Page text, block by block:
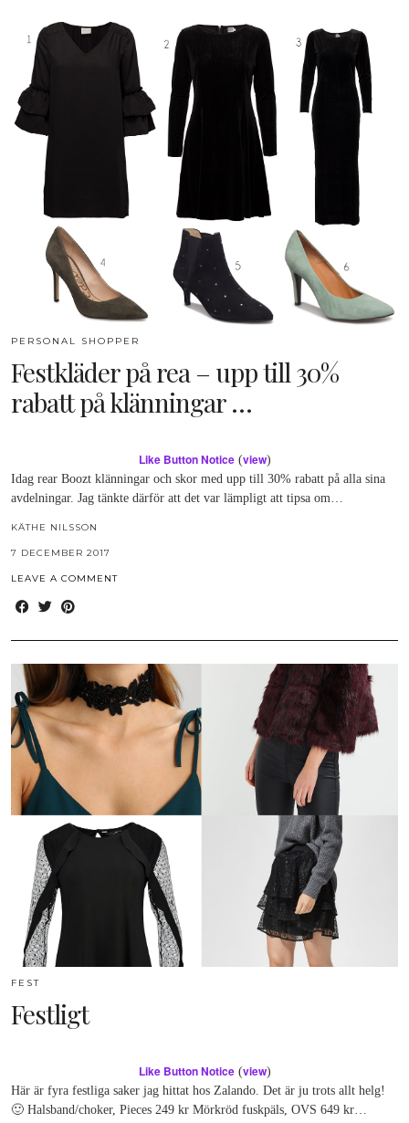
PERSONAL SHOPPER
Festkläder på rea – upp till 30%
rabatt på klänningar …
Like Button Notice(view)
Idag rear Boozt klänningar och skor med upp till 30% rabatt på alla sina
avdelningar. Jag tänkte därför att det var lämpligt att tipsa om…
KÄTHE NILSSON
7 DECEMBER 2017
LEAVE A COMMENT
FEST
Festligt
Like Button Notice(view)
Här är fyra festliga saker jag hittat hos Zalando. Det är ju trots allt helg!
🙂 Halsband/choker, Pieces 249 kr Mörkröd fuskpäls, OVS 649 kr…